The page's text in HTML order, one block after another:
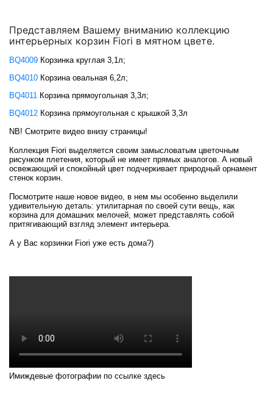
Представляем Вашему вниманию коллекцию
интерьерных корзин Fiori в мятном цвете.
BQ4009 Корзинка круглая 3,1л;
BQ4010 Корзина овальная 6,2л;
BQ4011 Корзина прямоугольная 3,3л;
BQ4012 Корзина прямоугольная с крышкой 3,3л
NB! Смотрите видео внизу страницы!
Коллекция Fiori выделяется своим замысловатым цветочным
рисунком плетения, который не имеет прямых аналогов. А новый
освежающий и спокойный цвет подчеркивает природный орнамент
стенок корзин.
Посмотрите наше новое видео, в нем мы особенно выделили
удивительную деталь: утилитарная по своей сути вещь, как
корзина для домашних мелочей, может представлять собой
притягивающий взгляд элемент интерьера.
А у Вас корзинки Fiori уже есть дома?)
Имиждевые фотографии по ссылке здесь